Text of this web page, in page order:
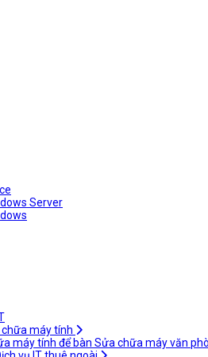
Server
chữa máy tính
máy tính để bàn Sửa chữa máy văn